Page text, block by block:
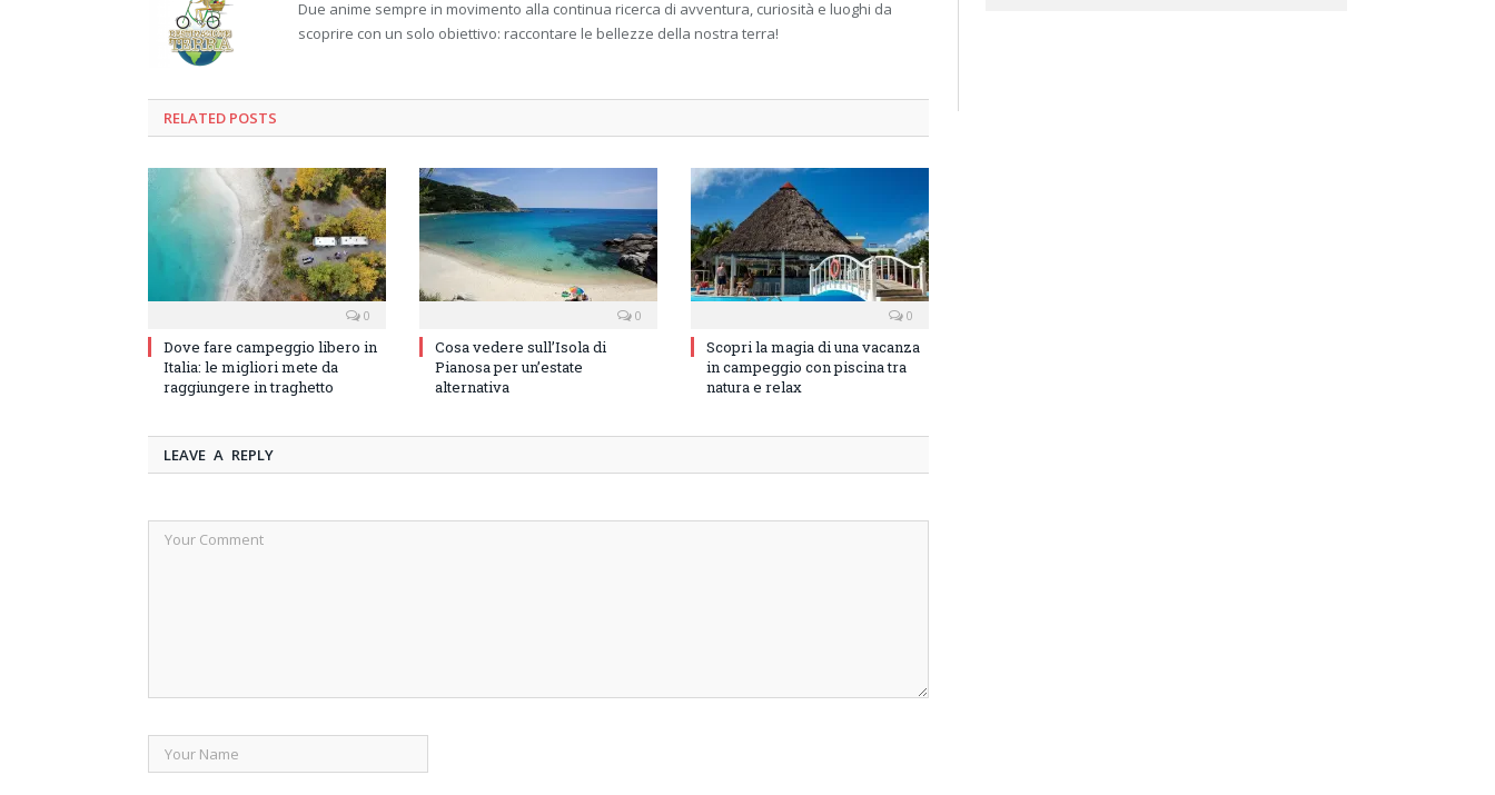
Due anime sempre in movimento alla continua ricerca di avventura, curiosità e luoghi da
scoprire con un solo obiettivo: raccontare le bellezze della nostra terra!
RELATED POSTS
0
Dove fare campeggio libero in
Italia: le migliori mete da
raggiungere in traghetto
0
Cosa vedere sull’Isola di
Pianosa per un’estate
alternativa
0
Scopri la magia di una vacanza
in campeggio con piscina tra
natura e relax
LEAVE A REPLY